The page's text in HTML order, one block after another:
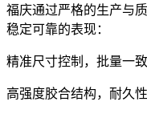
福庆通过严格的生产与
稳定可靠的表现：
精准尺寸控制，批量一
高强度胶合结构，耐久